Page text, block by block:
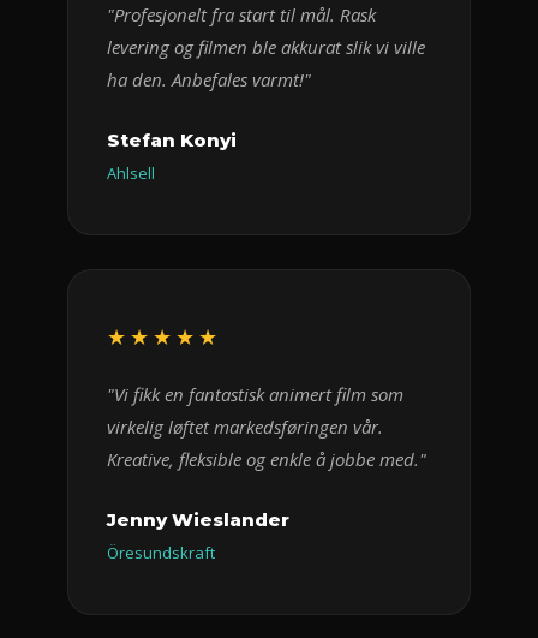
"Profesjonelt fra start til mål. Rask
levering og filmen ble akkurat slik vi ville
ha den. Anbefales varmt!"
Stefan Konyi
Ahlsell
★★★★★
"Vi fikk en fantastisk animert film som
virkelig løftet markedsføringen vår.
Kreative, fleksible og enkle å jobbe med."
Jenny Wieslander
Öresundskraft